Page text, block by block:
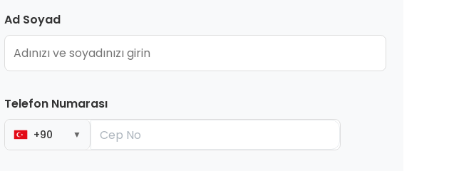
Ad Soyad
Telefon Numarası
+90 ▼